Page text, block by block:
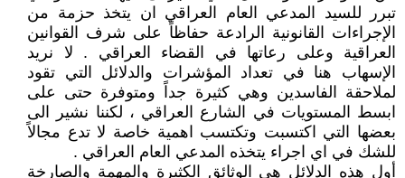
تبرر للسيد المدعي العام العراقي ان يتخذ حزمة من
الإجراءات القانونية الرادعة حفاظاً على شرف القوانين
العراقية وعلى رعاتها في القضاء العراقي . لا نريد
الإسهاب هنا في تعداد المؤشرات والدلائل التي تقود
لملاحقة الفاسدين وهي كثيرة جداً ومتوفرة حتى على
ابسط المستويات في الشارع العراقي ، لكننا نشير الى
بعضها التي اكتسبت وتكتسب اهمية خاصة لا تدع مجالاً
للشك في اي اجراء يتخذه المدعي العام العراقي .
أول هذه الدلائل هي الوثائق الكثيرة والمهمة والصارخة